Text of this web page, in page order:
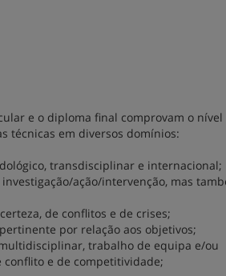
e o diploma final comprovam o nível
técnicas em diversos domínios:
transdisciplinar e internacional;
ação/intervenção, mas
de conflitos e de crises;
por relação aos objetivos;
trabalho de equipa e/ou
conflito e de competitividade;